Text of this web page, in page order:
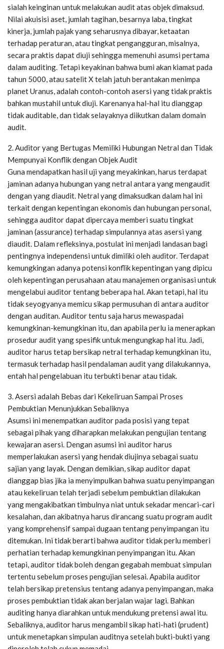
sialah keinginan untuk melakukan audit atas objek dimaksud.
Nilai akuisisi aset, jumlah tagihan, besarnya laba, tingkat
kinerja, jumlah pajak yang seharusnya dibayar, ketaatan
terhadap peraturan, atau tingkat pengangguran, misalnya,
secara praktis dapat diuji sehingga memenuhi asumsi pertama
dalam auditing. Tetapi keyakinan bahwa bumi akan kiamat pada
tahun 5000, atau satelit X telah jatuh berantakan menimpa
planet Uranus, adalah contoh-contoh asersi yang tidak praktis
bahkan mustahil untuk diuji. Karenanya hal-hal itu dianggap
tidak auditable, dan tidak selayaknya diikutkan dalam domain
audit.
2. Auditor yang Bertugas Memiliki Hubungan Netral dan Tidak
Mempunyai Konflik dengan Objek Audit
Guna mendapatkan hasil uji yang meyakinkan, harus terdapat
jaminan adanya hubungan yang netral antara yang mengaudit
dengan yang diaudit. Netral yang dimaksudkan dalam hal ini
terkait dengan kepentingan ekonomis dan hubungan personal,
sehingga auditor dapat dipercaya memberi suatu tingkat
jaminan (assurance) terhadap simpulannya atas asersi yang
diaudit. Dalam refleksinya, postulat ini menjadi landasan bagi
pentingnya independensi untuk dimiliki oleh auditor. Terdapat
kemungkingan adanya potensi konflik kepentingan yang dipicu
oleh kepentingan perusahaan atau manajemen organisasi untuk
mengelabui auditor tentang beberapa hal. Akan tetapi, hal itu
tidak seyogyanya memicu sikap permusuhan di antara auditor
dengan auditan. Auditor tentu saja harus mewaspadai
kemungkinan-kemungkinan itu, dan apabila perlu ia menerapkan
prosedur audit yang spesifik untuk mengungkap hal itu. Jadi,
auditor harus tetap bersikap netral terhadap kemungkinan itu,
termasuk terhadap hasil pendalaman audit yang dilakukannya,
entah hal pengelabuan itu terbukti benar atau tidak.
3. Asersi adalah Bebas dari Kekeliruan Sampai Proses
Pembuktian Menunjukkan Sebaliknya
Asumsi ini menempatkan auditor pada posisi yang tepat
sebagai pihak yang diharapkan melakukan pengujian tentang
kewajaran asersi. Dengan asumsi ini auditor harus
memperlakukan asersi yang hendak diujinya sebagai suatu
sajian yang layak. Dengan demikian, sikap auditor dapat
dianggap bias jika ia menyimpulkan bahwa suatu penyimpangan
atau kekeliruan telah terjadi sebelum pembuktian dilakukan
yang mengakibatkan timbulnya niat untuk sekadar mencari-cari
kesalahan, dan akibatnya harus dirancang suatu program audit
yang komprehensif sampai dugaan tentang penyimpangan itu
ditemukan. Ini tidak berarti bahwa auditor tidak perlu memberi
perhatian terhadap kemungkinan penyimpangan itu. Akan
tetapi, auditor tidak boleh dengan gegabah membuat simpulan
tertentu sebelum proses pengujian selesai. Apabila auditor
telah bersikap pretensius tentang adanya penyimpangan, maka
proses pembuktian tidak akan berjalan wajar lagi. Bahkan
auditing hanya diarahkan untuk mendukung pretensi awal itu.
Sebaliknya, auditor harus mengambil sikap hati-hati (prudent)
untuk menetapkan simpulan auditnya setelah bukti-bukti yang